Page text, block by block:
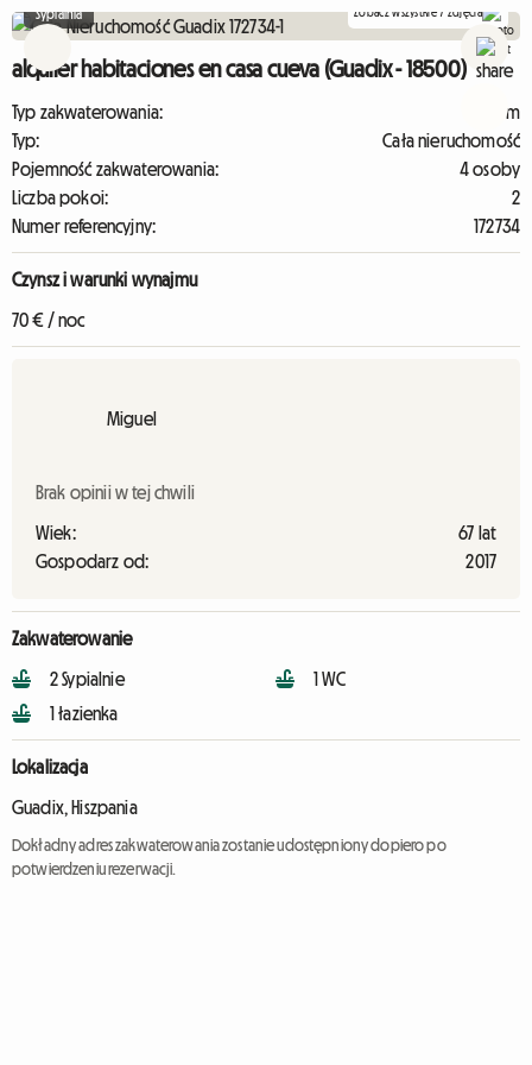
Sypialnia Zobacz wszystkie 7 zdjęcia
alquiler habitaciones en casa cueva (Guadix - 18500)
Typ zakwaterowania:
Dom
Typ:
Cała nieruchomość
Pojemność zakwaterowania:
4 osoby
Liczba pokoi:
2
Numer referencyjny:
172734
Czynsz i warunki wynajmu
70 € / noc
Miguel
Brak opinii w tej chwili
Wiek:
67 lat
Gospodarz od:
2017
Zakwaterowanie
2 Sypialnie
1 łazienka
1 WC
Lokalizacja
Guadix, Hiszpania
Dokładny adres zakwaterowania zostanie udostępniony dopiero po
potwierdzeniu rezerwacji.